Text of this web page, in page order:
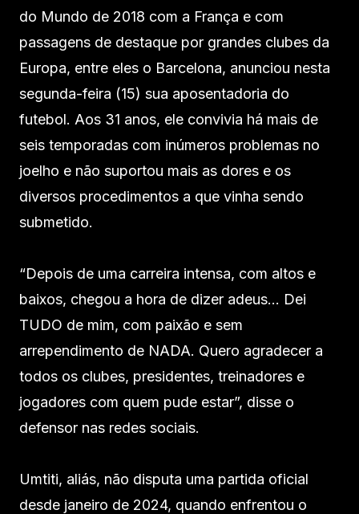
do Mundo de 2018 com a França e com
passagens de destaque por grandes clubes da
Europa, entre eles o Barcelona, anunciou nesta
segunda-feira (15) sua aposentadoria do
futebol. Aos 31 anos, ele convivia há mais de
seis temporadas com inúmeros problemas no
joelho e não suportou mais as dores e os
diversos procedimentos a que vinha sendo
submetido.
“Depois de uma carreira intensa, com altos e
baixos, chegou a hora de dizer adeus… Dei
TUDO de mim, com paixão e sem
arrependimento de NADA. Quero agradecer a
todos os clubes, presidentes, treinadores e
jogadores com quem pude estar”, disse o
defensor nas redes sociais.
Umtiti, aliás, não disputa uma partida oficial
desde janeiro de 2024, quando enfrentou o